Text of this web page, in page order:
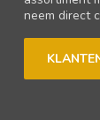
neem direct